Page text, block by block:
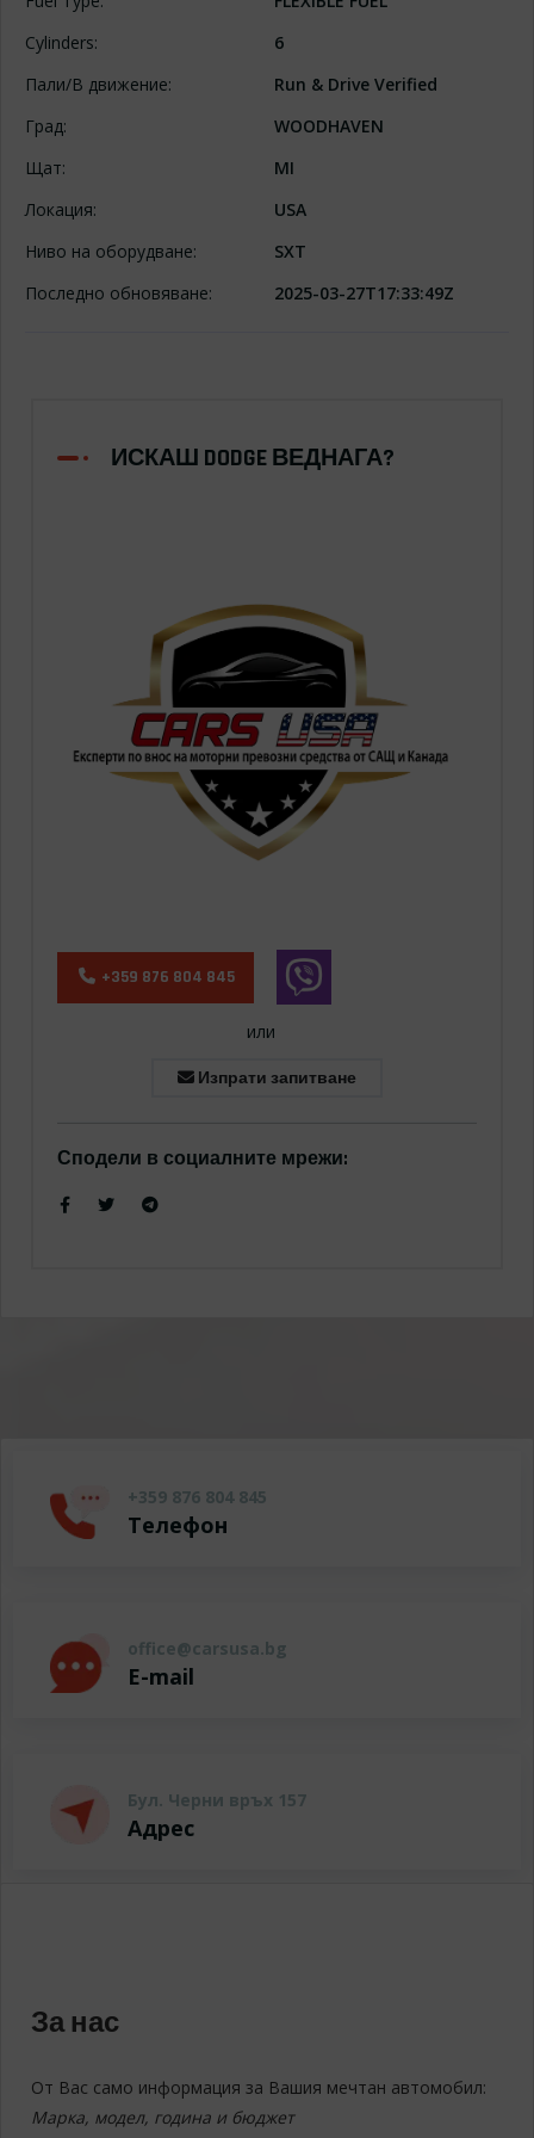
Cylinders:
6
Пали/В движение:
Run & Drive Verified
Град:
WOODHAVEN
Щат:
MI
Локация:
USA
Ниво на оборудване:
SXT
Последно обновяване:
2025-03-27T17:33:49Z
ИСКАШ DODGE ВЕДНАГА?
+359 876 804 845
или
Изпрати запитване
Сподели в социалните мрежи:
+359 876 804 845
Телефон
office@carsusa.bg
E-mail
Бул. Черни връх 157
Адрес
За нас
От Вас само информация за Вашия мечтан автомобил:
Марка, модел, година и бюджет